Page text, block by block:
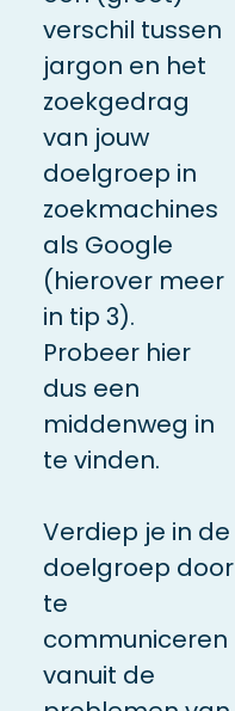
verschil tussen
jargon en het
zoekgedrag
van jouw
doelgroep in
zoekmachines
als Google
(hierover meer
in tip 3).
Probeer hier
dus een
middenweg in
te vinden.
Verdiep je in de
doelgroep door
te
communiceren
vanuit de